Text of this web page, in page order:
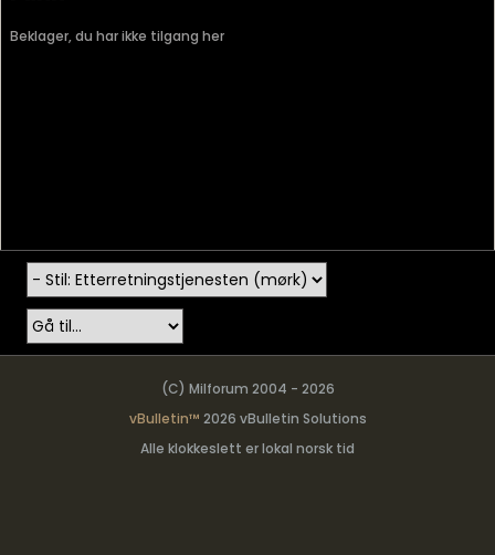
Beklager, du har ikke tilgang her
(C) Milforum 2004 - 2026
vBulletin™ 2026 vBulletin Solutions
Alle klokkeslett er lokal norsk tid